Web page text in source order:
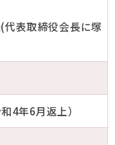
表取締役会長に塚
4年6月返上）